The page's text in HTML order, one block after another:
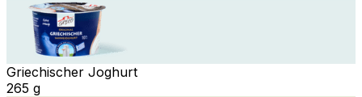
Griechischer Joghurt
265 g